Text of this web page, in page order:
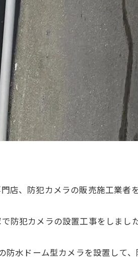
店、防犯カメラの販売施工業者
防犯カメラの設置工事をしまし
防水ドーム型カメラを設置して